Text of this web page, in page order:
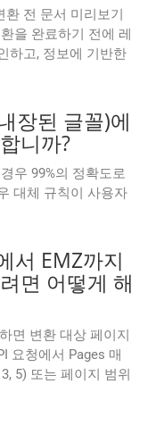
환 전 문서 미리보기
을 완료하기 전에 레
하고, 정보에 기반한
장된 글꼴)에
니까?
우 99%의 정확도로
대체 규칙이 사용자
서 EMZ까지
면 어떻게 해
면 변환 대상 페이지
요청에서 Pages 매
5) 또는 페이지 범위